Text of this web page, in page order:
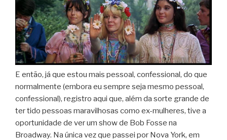
E então, já que estou mais pessoal, confessional, do que
normalmente (embora eu sempre seja mesmo pessoal,
confessional), registro aqui que, além da sorte grande de
ter tido pessoas maravilhosas como ex-mulheres, tive a
oportunidade de ver um show de Bob Fosse na
Broadway. Na única vez que passei por Nova York, em